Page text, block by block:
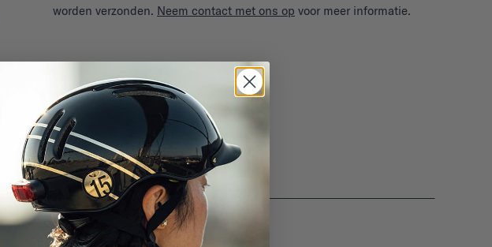
worden verzonden. Neem contact met ons op voor meer informatie.